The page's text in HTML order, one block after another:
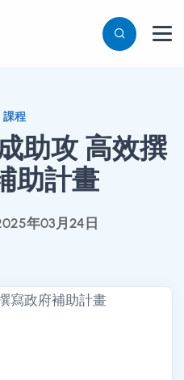
課程
助攻 高效撰
助計畫
年03月24日